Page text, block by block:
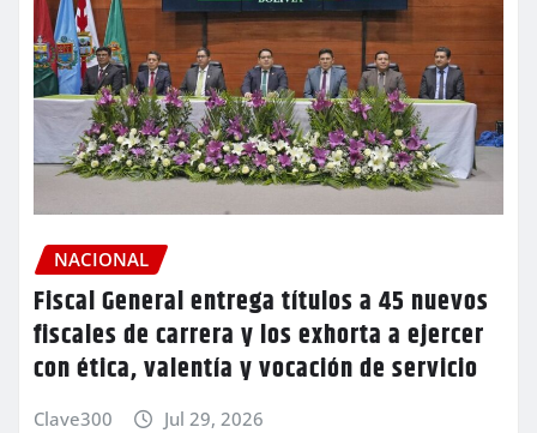
NACIONAL
Fiscal General entrega títulos a 45 nuevos
fiscales de carrera y los exhorta a ejercer
con ética, valentía y vocación de servicio
Clave300 Jul 29, 2026